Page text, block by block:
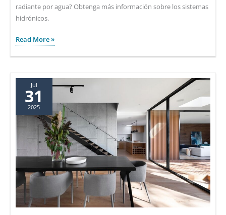
radiante por agua? Obtenga más información sobre los sistemas
hidrónicos.
Suelo
debo
saber?
Read More »
Jul
31
2025